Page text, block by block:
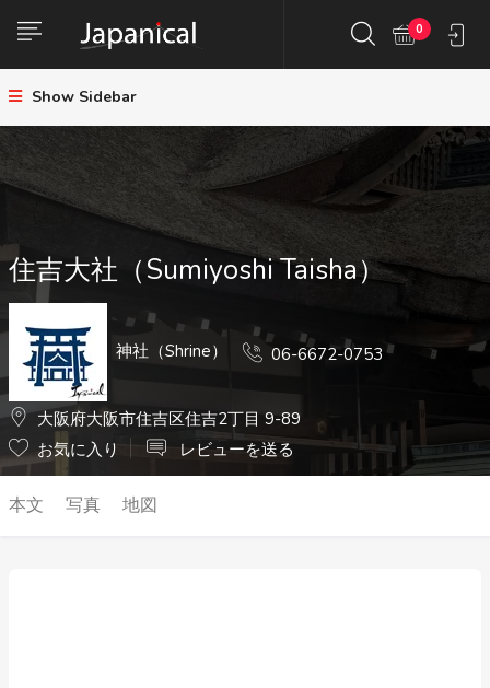
0
Show Sidebar
住吉大社（Sumiyoshi Taisha）
神社（Shrine） 06-6672-0753
大阪府大阪市住吉区住吉2丁目 9-89
お気に入り
レビューを送る
本文 写真 地図